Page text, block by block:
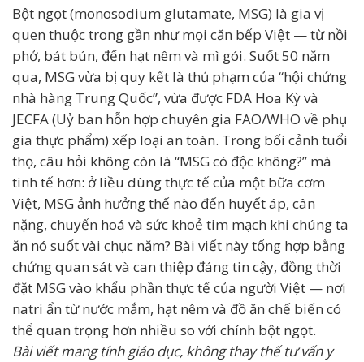
Bột ngọt (monosodium glutamate, MSG) là gia vị
quen thuộc trong gần như mọi căn bếp Việt — từ nồi
phở, bát bún, đến hạt nêm và mì gói. Suốt 50 năm
qua, MSG vừa bị quy kết là thủ phạm của “hội chứng
nhà hàng Trung Quốc”, vừa được FDA Hoa Kỳ và
JECFA (Uỷ ban hỗn hợp chuyên gia FAO/WHO về phụ
gia thực phẩm) xếp loại an toàn. Trong bối cảnh tuổi
thọ, câu hỏi không còn là “MSG có độc không?” mà
tinh tế hơn: ở liều dùng thực tế của một bữa cơm
Việt, MSG ảnh hưởng thế nào đến huyết áp, cân
nặng, chuyển hoá và sức khoẻ tim mạch khi chúng ta
ăn nó suốt vài chục năm? Bài viết này tổng hợp bằng
chứng quan sát và can thiệp đáng tin cậy, đồng thời
đặt MSG vào khẩu phần thực tế của người Việt — nơi
natri ẩn từ nước mắm, hạt nêm và đồ ăn chế biến có
thể quan trọng hơn nhiều so với chính bột ngọt.
Bài viết mang tính giáo dục, không thay thế tư vấn y